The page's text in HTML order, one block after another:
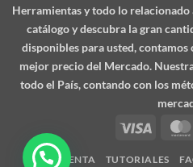
Herramientas y todo lo
catálogo y descubra la gran
disponibles para usted,
mejor precio del Mercado.
todo el País, contando con los
Visa
MI CUENTA TUTORIALES